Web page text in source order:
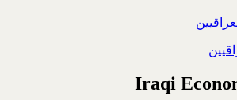
Iraqi